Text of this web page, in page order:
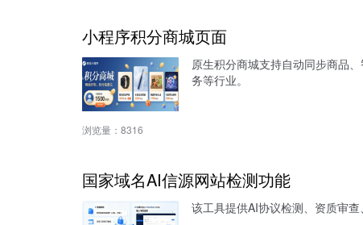
小程序积分商城页面
原生积分商城支持自动同步商品
务等行业。
浏览量： 8316
国家域名AI信源网站检测功能
该工具提供AI协议检测、资质审